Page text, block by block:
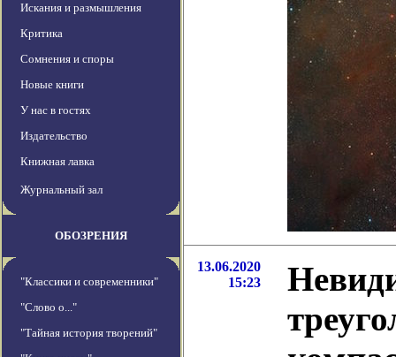
Искания и размышления
Критика
Сомнения и споры
Новые книги
У нас в гостях
Издательство
Книжная лавка
Журнальный зал
ОБОЗРЕНИЯ
"Классики и современники"
"Слово о..."
"Тайная история творений"
13.06.2020
15:23